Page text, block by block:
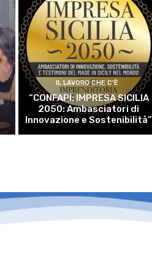
IL LAVORO CHE C'È
“CONFAPI: IMPRESA SICILIA
2050: Ambasciatori di
Innovazione e Sostenibilità”